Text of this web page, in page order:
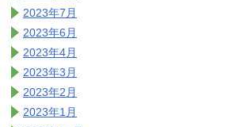
2023年7月
2023年6月
2023年4月
2023年3月
2023年2月
2023年1月